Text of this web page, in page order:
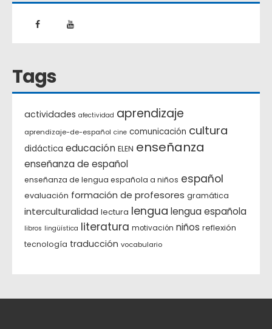
Tags
actividades afectividad aprendizaje
aprendizaje-de-español cine comunicación cultura
didáctica educación ELEN enseñanza
enseñanza de español
enseñanza de lengua española a niños español
evaluación formación de profesores gramática
interculturalidad lectura lengua lengua española
libros lingüística literatura motivación niños reflexión
tecnología traducción vocabulario